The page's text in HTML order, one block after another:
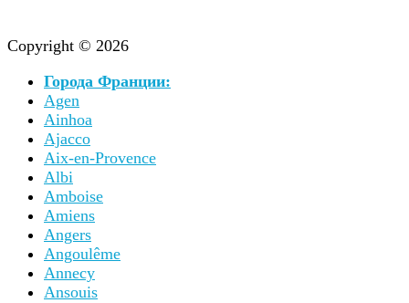
Copyright © 2026
Города Франции:
Agen
Ainhoa
Ajacco
Aix-en-Provence
Albi
Amboise
Amiens
Angers
Angoulême
Annecy
Ansouis